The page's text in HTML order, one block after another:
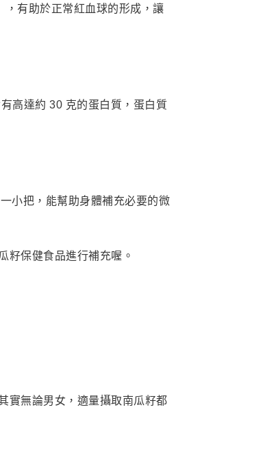
，有助於正常紅血球的形成，讓
高達約 30 克的蛋白質，蛋白質
小把，能幫助身體補充必要的微
籽保健食品進行補充喔。
實無論男女，適量攝取南瓜籽都